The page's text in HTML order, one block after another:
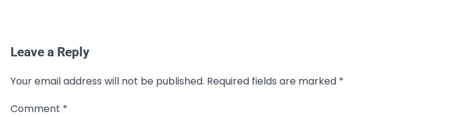
Leave a Reply
Your email address will not be published. Required fields are marked *
Comment *